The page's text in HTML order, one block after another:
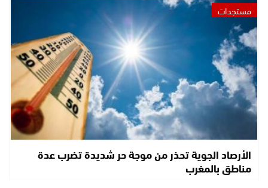
مستجدات
الأرصاد الجوية تحذر من موجة حر شديدة تضرب عدة
مناطق بالمغرب